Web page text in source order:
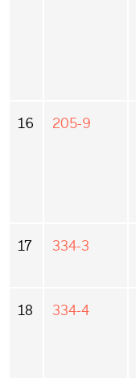
16 205-9
17 334-3
18 334-4